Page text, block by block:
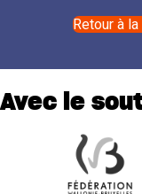
Retour à la
Avec le